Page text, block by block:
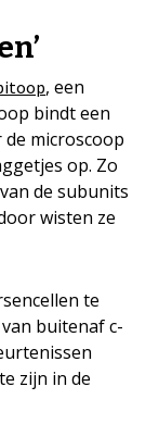
, een
bindt een
de microscoop
op. Zo
de subunits
wisten ze
te
van buitenaf c-
zijn in de